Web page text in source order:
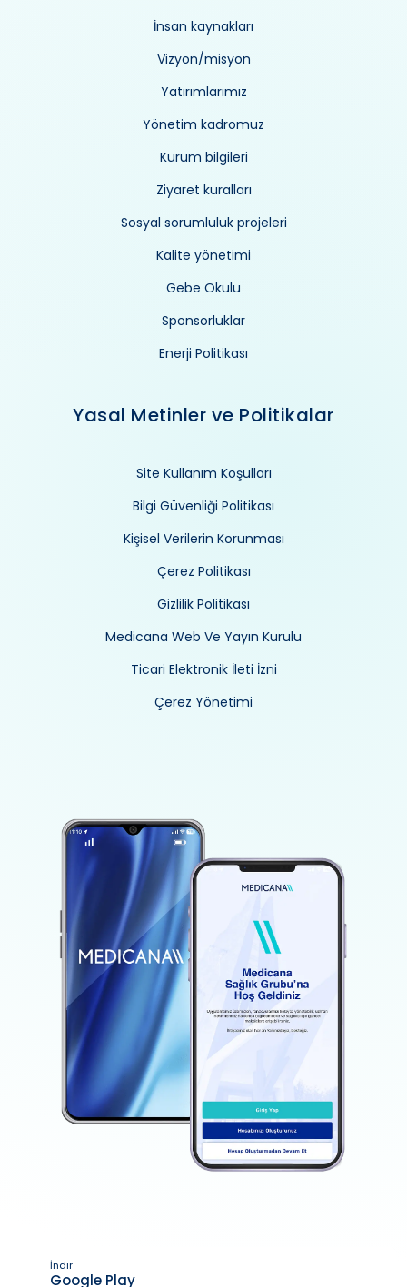
İnsan kaynakları
Vizyon/misyon
Yatırımlarımız
Yönetim kadromuz
Kurum bilgileri
Ziyaret kuralları
Sosyal sorumluluk projeleri
Kalite yönetimi
Gebe Okulu
Sponsorluklar
Enerji Politikası
Yasal Metinler ve Politikalar
Site Kullanım Koşulları
Bilgi Güvenliği Politikası
Kişisel Verilerin Korunması
Çerez Politikası
Gizlilik Politikası
Medicana Web Ve Yayın Kurulu
Ticari Elektronik İleti İzni
Çerez Yönetimi
İndir
Google Play